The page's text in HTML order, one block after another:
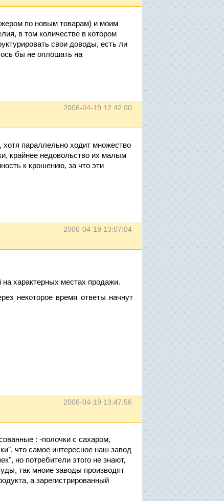
по новым товарам) и моим
в том количестве в котором
свои доводы, есть ли
бы не оплошать на
2006-04-19 12:42:00
параллельно ходит множество
крайнее недовольство их малым
к крошению, за что эти
2006-04-19 13:07:04
характерных местах продажи.
некоторое время ответы начнут
2006-04-19 13:47:56
: -полочки с сахаром,
что самое интересное наш завод
но потребители этого не знают,
так мноие заводы производят
а зарегистрированный